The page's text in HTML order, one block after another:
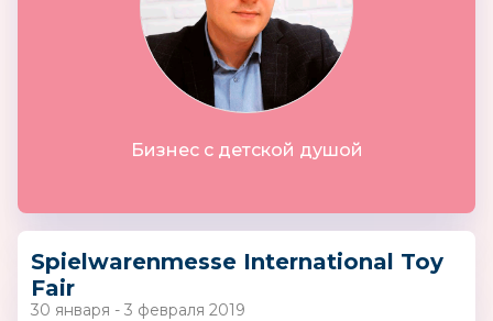
Бизнес с детской душой
Spielwarenmesse International Toy
Fair
30 января - 3 февраля 2019